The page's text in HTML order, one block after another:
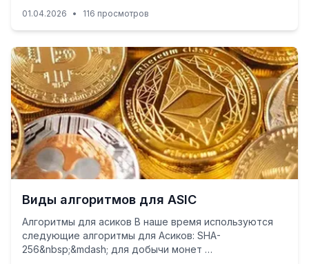
01.04.2026 • 116 просмотров
Виды алгоритмов для ASIC
Алгоритмы для асиков В наше время используются
следующие алгоритмы для Асиков: SHA-
256&nbsp;&mdash; для добычи монет …